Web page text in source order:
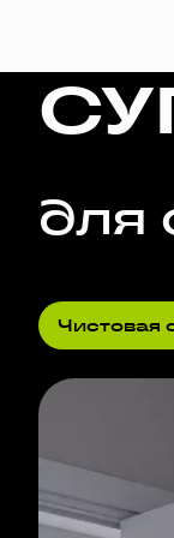
для
Чистовая